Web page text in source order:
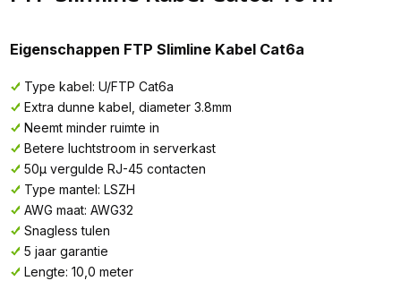
Eigenschappen FTP Slimline Kabel Cat6a
Type kabel: U/FTP Cat6a
Extra dunne kabel, diameter 3.8mm
Neemt minder ruimte in
Betere luchtstroom in serverkast
50µ vergulde RJ-45 contacten
Type mantel: LSZH
AWG maat: AWG32
Snagless tulen
5 jaar garantie
Lengte: 10,0 meter